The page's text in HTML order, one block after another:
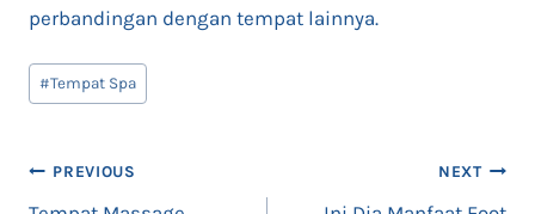
perbandingan dengan tempat lainnya.
Post
Tags:
#Tempat Spa
Post
PREVIOUS NEXT